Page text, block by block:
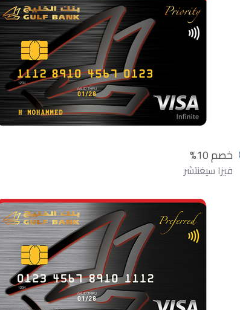
خصم 10%
فيزا سيغنتشر